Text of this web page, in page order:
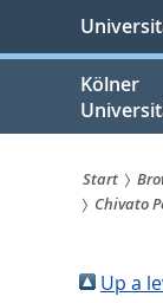
springen
Kölner
Sie
sind
Start
Chivato
Up a